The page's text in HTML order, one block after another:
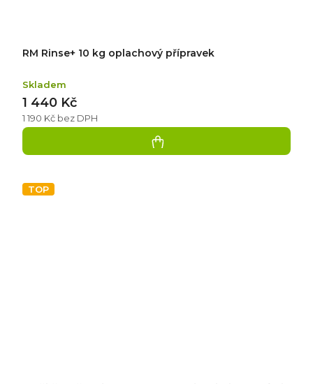
RM Rinse+ 10 kg oplachový přípravek
Skladem
1 190 Kč bez DPH
1 440 Kč
TOP